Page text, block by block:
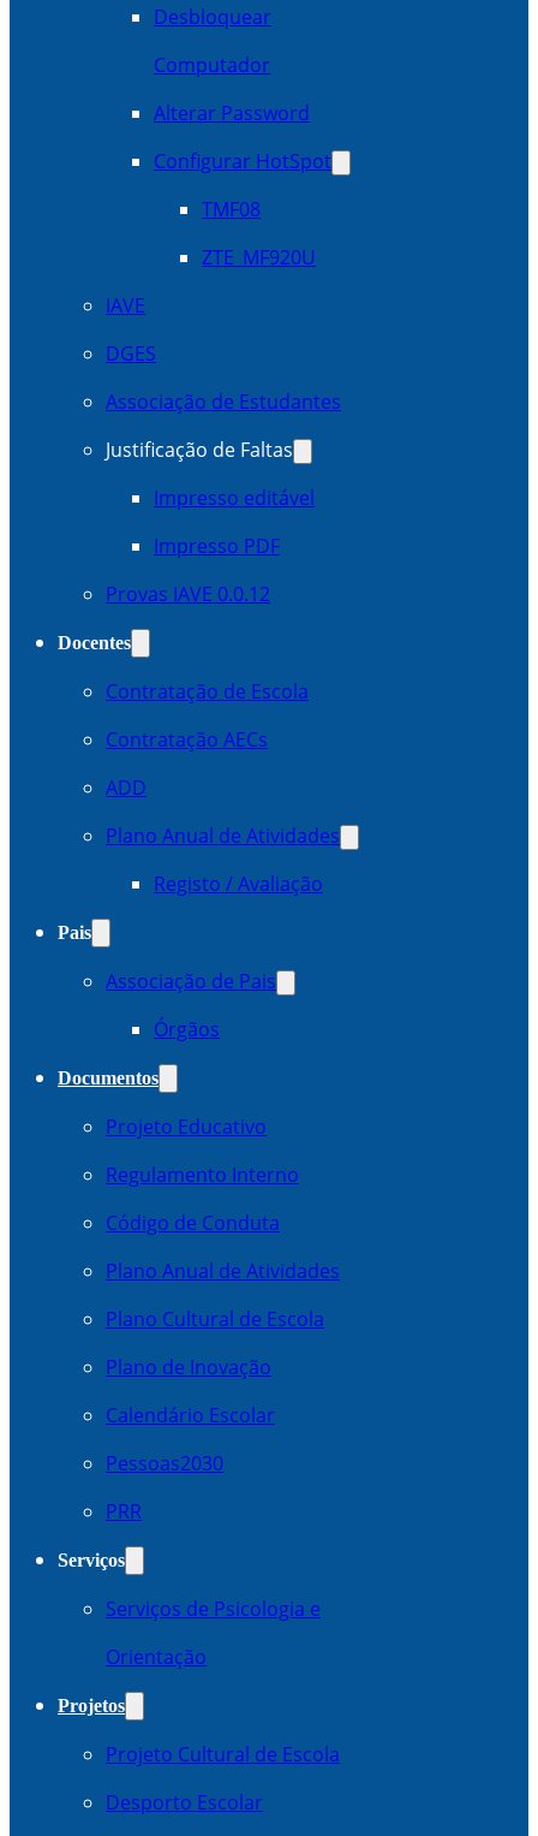
Desbloquear
Computador
Alterar Password
Configurar HotSpot
TMF08
ZTE_MF920U
IAVE
DGES
Associação de Estudantes
Justificação de Faltas
Impresso editável
Impresso PDF
Provas IAVE 0.0.12
Docentes
Contratação de Escola
Contratação AECs
ADD
Plano Anual de Atividades
Registo / Avaliação
Pais
Associação de Pais
Órgãos
Documentos
Projeto Educativo
Regulamento Interno
Código de Conduta
Plano Anual de Atividades
Plano Cultural de Escola
Plano de Inovação
Calendário Escolar
Pessoas2030
PRR
Serviços
Serviços de Psicologia e
Orientação
Projetos
Projeto Cultural de Escola
Desporto Escolar